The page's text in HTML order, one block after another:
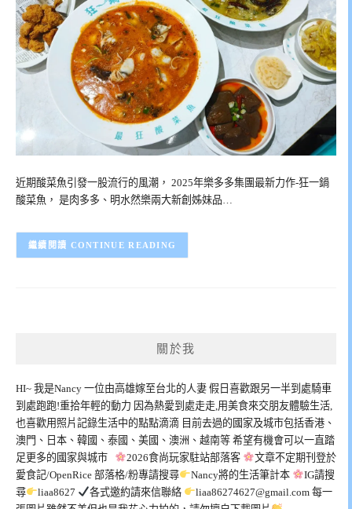
近期酸菜魚引發一股流行的風潮， 2025年樂多多集團最新力作-狂一鍋
酸菜魚， 是肉多多、明水然樂兩大新創姊妹品…
CONTINUE READING
關於我
HI~ 我是Nancy 一位由高雄嫁至台北的人妻 假日喜歡跟另一半到處騎車
到處跑跑!重拾年輕的動力 因為熱愛到處走走,用美食來交朋友體驗生活,
也喜歡用照片記錄生活中的點點滴滴 目前去過的國家及城市包括香港、
澳門、日本、韓國、泰國、美國、澳洲、越南等 希望有機會可以一直踏
足更多的國家與城市
2026食尚玩家駐站部落客
文章不定期刊登於
愛食記/OpenRice 部落格/粉專請搜尋
Nancy將的生活筆計本
IG請搜
尋
liaa8627 各式邀約請來信聯絡 liaa86274627@gmail.com每一